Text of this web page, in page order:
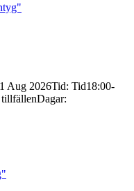
Aug 2026Tid: Tid18:00-
tillfällenDagar: